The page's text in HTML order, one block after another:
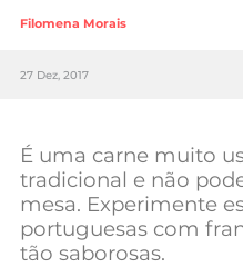
Sociedade
Tecnologia
Negócios
Mundial
Filomena Morais
27 Dez, 2017
É uma carne muito
tradicional e não
mesa. Experimente
portuguesas com
tão saborosas.